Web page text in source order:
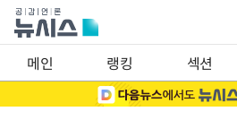
메인 랭킹 섹션